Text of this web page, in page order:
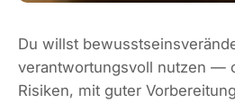
Du willst
verantwortungsvoll nutzen —
Risiken, mit guter